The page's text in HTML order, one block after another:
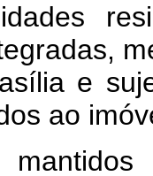
e
ao